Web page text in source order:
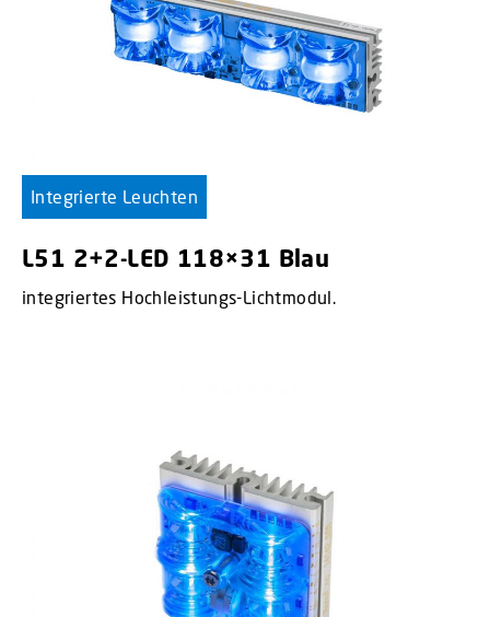
Integrierte Leuchten
L51 2+2-LED 118×31 Blau
integriertes Hochleistungs-Lichtmodul.